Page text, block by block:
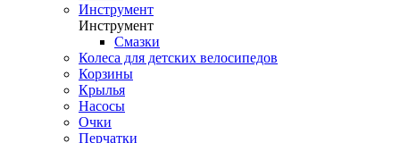
Инструмент
Инструмент
Смазки
Колеса для детских велосипедов
Корзины
Крылья
Насосы
Очки
Перчатки